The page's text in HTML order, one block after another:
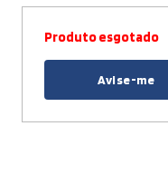
Produto esgotado
Avise-me